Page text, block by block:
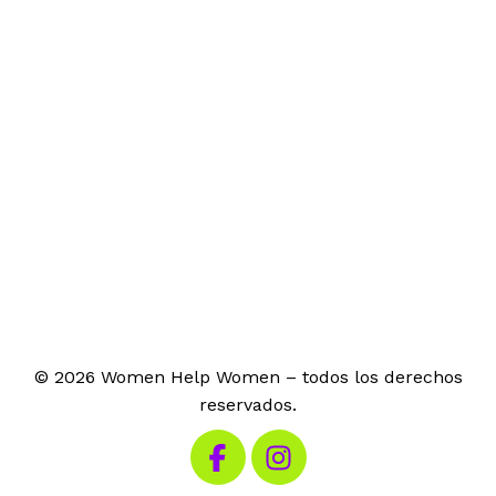
© 2026 Women Help Women – todos los derechos
reservados.
Visita nuestro Facebook
Visita nuestro Instagram